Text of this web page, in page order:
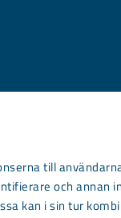
till
och annan
kan i sin tur